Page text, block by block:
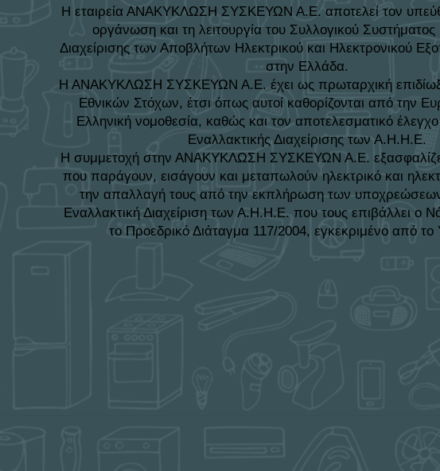
Η εταιρεία ΑΝΑΚΥΚΛΩΣΗ ΣΥΣΚΕΥΩΝ Α.Ε. αποτελεί τον
οργάνωση και τη λειτουργία του Συλλογικού Συστήματος
Διαχείρισης των Αποβλήτων Ηλεκτρικού και Ηλεκτρονικού
στην Ελλάδα.
Η ΑΝΑΚΥΚΛΩΣΗ ΣΥΣΚΕΥΩΝ Α.Ε. έχει ως πρωταρχική
Εθνικών Στόχων, έτσι όπως αυτοί καθορίζονται από την
Ελληνική νομοθεσία, καθώς και τον αποτελεσματικό
Εναλλακτικής Διαχείρισης των Α.Η.Η.Ε.
Η συμμετοχή στην ΑΝΑΚΥΚΛΩΣΗ ΣΥΣΚΕΥΩΝ Α.Ε. εξασφαλίζει
που παράγουν, εισάγουν και μεταπωλούν ηλεκτρικό και
την απαλλαγή τους από την εκπλήρωση των υποχρεώσεων
Εναλλακτική Διαχείριση των Α.Η.Η.Ε. που τους επιβάλλει ο
το Προεδρικό Διάταγμα 117/2004, εγκεκριμένο από